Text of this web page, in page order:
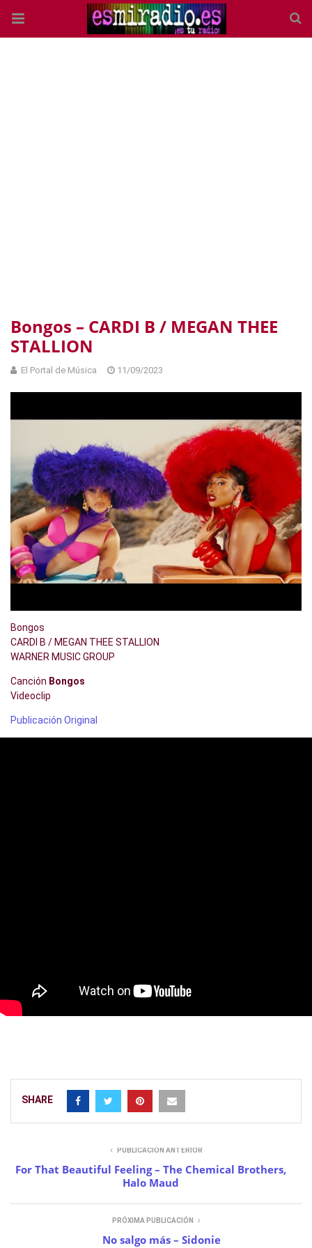
Bongos – CARDI B / MEGAN THEE
STALLION
El Portal de Música 11/09/2023
Bongos
CARDI B / MEGAN THEE STALLION
WARNER MUSIC GROUP
Canción Bongos
Videoclip
Publicación Original
SHARE
PUBLICACIÓN ANTERIOR
For That Beautiful Feeling – The Chemical Brothers,
Halo Maud
PRÓXIMA PUBLICACIÓN
No salgo más – Sidonie